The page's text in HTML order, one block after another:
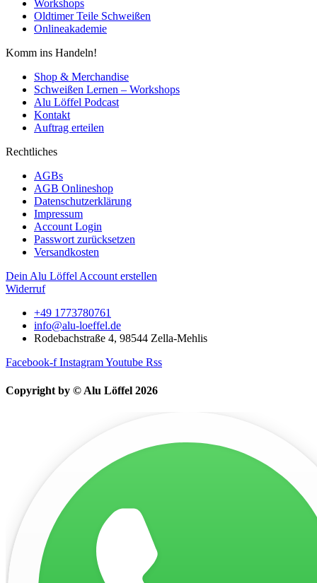
Workshops
Oldtimer Teile Schweißen
Onlineakademie
Komm ins Handeln!
Shop & Merchandise
Schweißen Lernen – Workshops
Alu Löffel Podcast
Kontakt
Auftrag erteilen
Rechtliches
AGBs
AGB Onlineshop
Datenschutzerklärung
Impressum
Account Login
Passwort zurücksetzen
Versandkosten
Dein Alu Löffel Account erstellen
Widerruf
+49 1773780761
info@alu-loeffel.de
Rodebachstraße 4, 98544 Zella-Mehlis
Facebook-f InstagramYoutube Rss
Copyright by © Alu Löffel 2026